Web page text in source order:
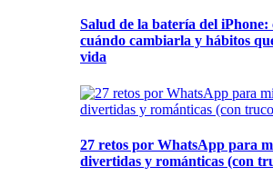
Salud de la batería del
cuándo cambiarla y hábitos
vida
27 retos por WhatsApp para
divertidas y románticas (con